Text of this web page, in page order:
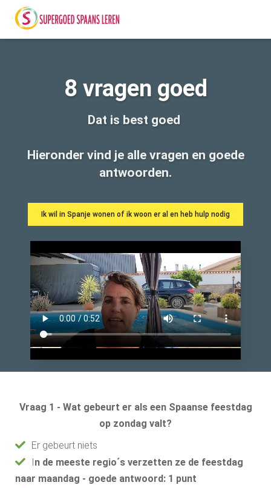
8 vragen goed
Dat is best goed
Hieronder vind je alle vragen en goede
antwoorden.
Ik wil in Spanje wonen of ik woon er al en heb hulp nodig
Vraag 1 - Wat gebeurt er als een Spaanse feestdag
op zondag valt?
Er gebeurt niets
In de meeste regio´s verzetten ze de feestdag
naar maandag - goede antwoord: 1 punt